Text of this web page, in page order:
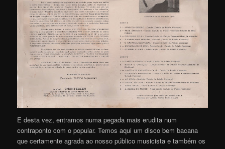
E desta vez, entramos numa pegada mais erudita num
contraponto com o popular. Temos aqui um disco bem bacana
que certamente agrada ao nosso público musicista e também os